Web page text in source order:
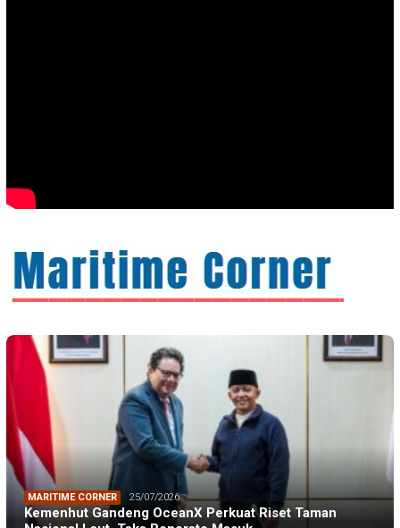
MARITIME CORNER 25/07/2026
Kemenhut Gandeng OceanX Perkuat Riset Taman